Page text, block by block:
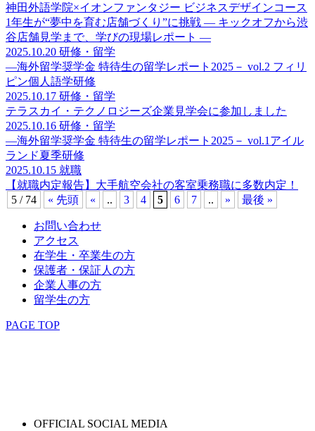
神田外語学院×イオンファンタジー ビジネスデザインコース
1年生が“夢中を育む店舗づくり”に挑戦 ― キックオフから渋
谷店舗見学まで、学びの現場レポート ―
2025.10.20 研修・留学
―海外留学奨学金 特待生の留学レポート2025－ vol.2 フィリ
ピン個人語学研修
2025.10.17 研修・留学
テラスカイ・テクノロジーズ企業見学会に参加しました
2025.10.16 研修・留学
―海外留学奨学金 特待生の留学レポート2025－ vol.1アイル
ランド夏季研修
2025.10.15 就職
【就職内定報告】大手航空会社の客室乗務職に多数内定！
5 / 74
« 先頭 « .. 3 4 5 6 7 .. » 最後 »
お問い合わせ
アクセス
在学生・卒業生の方
保護者・保証人の方
企業人事の方
留学生の方
PAGE TOP
OFFICIAL SOCIAL MEDIA